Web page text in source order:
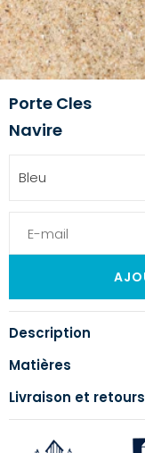
Porte Cles
Navire
Bleu
Description
Matières
Livraison et retours